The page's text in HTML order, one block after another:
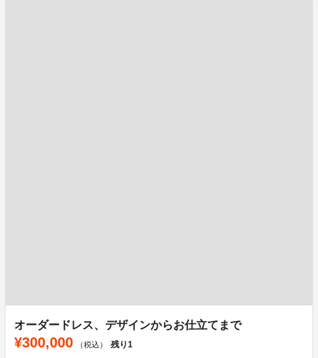
オーダードレス、デザインからお仕立てまで
¥300,000 （税込） 残り1